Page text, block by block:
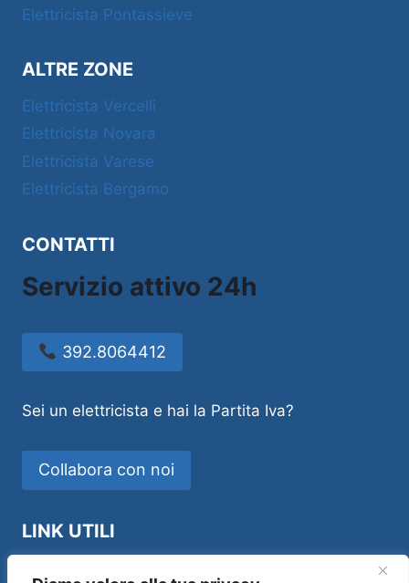
Elettricista Pontassieve
ALTRE ZONE
Elettricista Vercelli
Elettricista Novara
Elettricista Varese
Elettricista Bergamo
CONTATTI
Servizio attivo 24h
392.8064412
Sei un elettricista e hai la Partita Iva?
Collabora con noi
LINK UTILI